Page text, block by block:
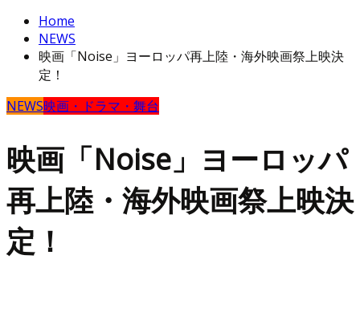
Home
NEWS
映画「Noise」ヨーロッパ再上陸・海外映画祭上映決
定！
NEWS映画・ドラマ・舞台
映画「Noise」ヨーロッパ
再上陸・海外映画祭上映決
定！